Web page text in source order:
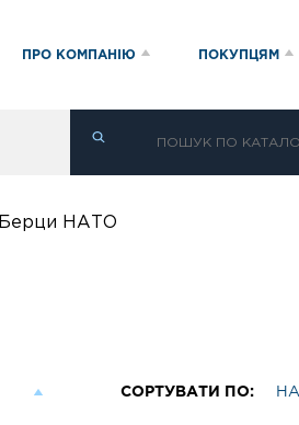
ПРО КОМПАНІЮ ПОКУПЦЯМ
Берци НАТО
СОРТУВАТИ ПО: